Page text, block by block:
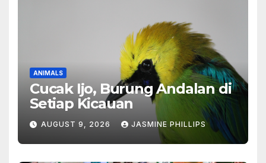
ANIMALS
Cucak Ijo, Burung Andalan di
Setiap Kicauan
AUGUST 9, 2026 JASMINE PHILLIPS